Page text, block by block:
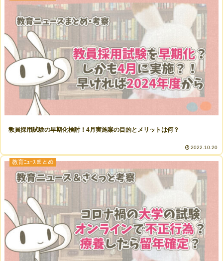
教員採用試験の早期化検討！4月実施案の目的とメリットは何？
2022.10.20
教育ﾆｭｰｽまとめ